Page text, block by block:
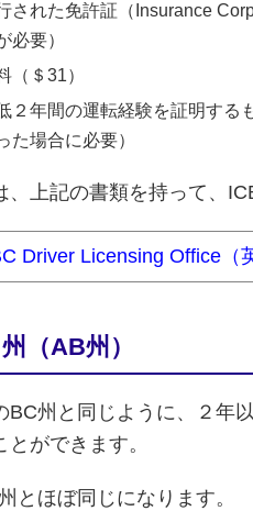
された免許証（Insurance
必要）
（＄31）
２年間の運転経験を証明す
た場合に必要）
、上記の書類を持って、
Driver Licensing Office（
（AB州）
BC州と同じように、２年
ができます。
とほぼ同じになります。